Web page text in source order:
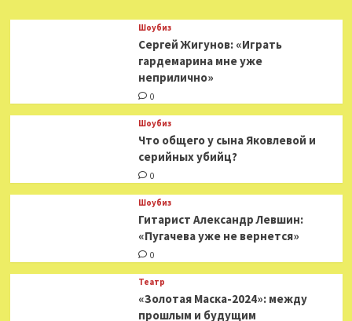
Шоубиз
Сергей Жигунов: «Играть
гардемарина мне уже
неприлично»
0
Шоубиз
Что общего у сына Яковлевой и
серийных убийц?
0
Шоубиз
Гитарист Александр Левшин:
«Пугачева уже не вернется»
0
Театр
«Золотая Маска-2024»: между
прошлым и будущим